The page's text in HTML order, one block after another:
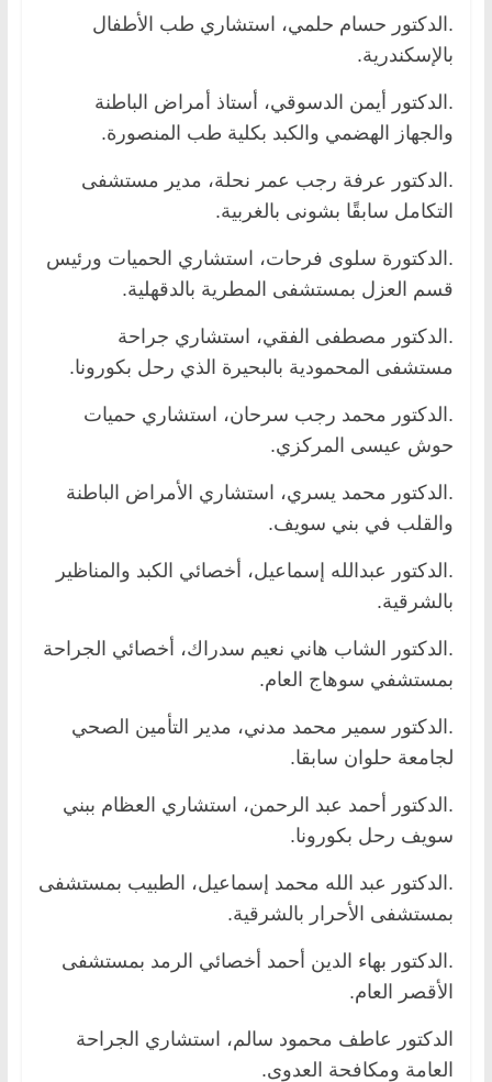
.الدكتور حسام حلمي، استشاري طب الأطفال
بالإسكندرية.
.الدكتور أيمن الدسوقي، أستاذ أمراض الباطنة
والجهاز الهضمي والكبد بكلية طب المنصورة.
.الدكتور عرفة رجب عمر نحلة، مدير مستشفى
التكامل سابقًا بشونى بالغربية.
.الدكتورة سلوى فرحات، استشاري الحميات ورئيس
قسم العزل بمستشفى المطرية بالدقهلية.
.الدكتور مصطفى الفقي، استشاري جراحة
مستشفى المحمودية بالبحيرة الذي رحل بكورونا.
.الدكتور محمد رجب سرحان، استشاري حميات
حوش عيسى المركزي.
.الدكتور محمد يسري، استشاري الأمراض الباطنة
والقلب في بني سويف.
.الدكتور عبدالله إسماعيل، أخصائي الكبد والمناظير
بالشرقية.
.الدكتور الشاب هاني نعيم سدراك، أخصائي الجراحة
بمستشفي سوهاج العام.
.الدكتور سمير محمد مدني، مدير التأمين الصحي
لجامعة حلوان سابقا.
.الدكتور أحمد عبد الرحمن، استشاري العظام ببني
سويف رحل بكورونا.
.الدكتور عبد الله محمد إسماعيل، الطبيب بمستشفى
بمستشفى الأحرار بالشرقية.
.الدكتور بهاء الدين أحمد أخصائي الرمد بمستشفى
الأقصر العام.
الدكتور عاطف محمود سالم، استشاري الجراحة
العامة ومكافحة العدوى.